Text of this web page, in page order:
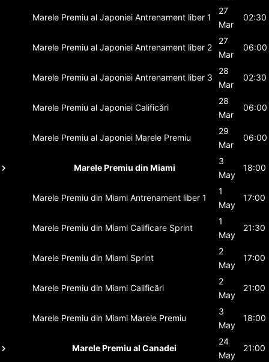
Marele Premiu al Japoniei Antrenament liber 1
27
Mar
02:30
Marele Premiu al Japoniei Antrenament liber 2
27
Mar
06:00
Marele Premiu al Japoniei Antrenament liber 3
28
Mar
02:30
Marele Premiu al Japoniei Calificări
28
Mar
06:00
Marele Premiu al Japoniei Marele Premiu
29
Mar
06:00
Marele Premiu din Miami
3
May
18:00
Marele Premiu din Miami Antrenament liber 1
1
May
17:00
Marele Premiu din Miami Calificare Sprint
1
May
21:30
Marele Premiu din Miami Sprint
2
May
17:00
Marele Premiu din Miami Calificări
2
May
21:00
Marele Premiu din Miami Marele Premiu
3
May
18:00
Marele Premiu al Canadei
24
May
21:00